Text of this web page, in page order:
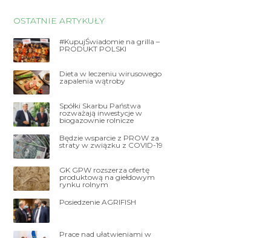
OSTATNIE ARTYKUŁY
#KupujŚwiadomie na grilla –
PRODUKT POLSKI
Dieta w leczeniu wirusowego
zapalenia wątroby
Spółki Skarbu Państwa
rozważają inwestycje w
biogazownie rolnicze
Będzie wsparcie z PROW za
straty w związku z COVID-19
GK GPW rozszerza ofertę
produktową na giełdowym
rynku rolnym
Posiedzenie AGRIFISH
Prace nad ułatwieniami w